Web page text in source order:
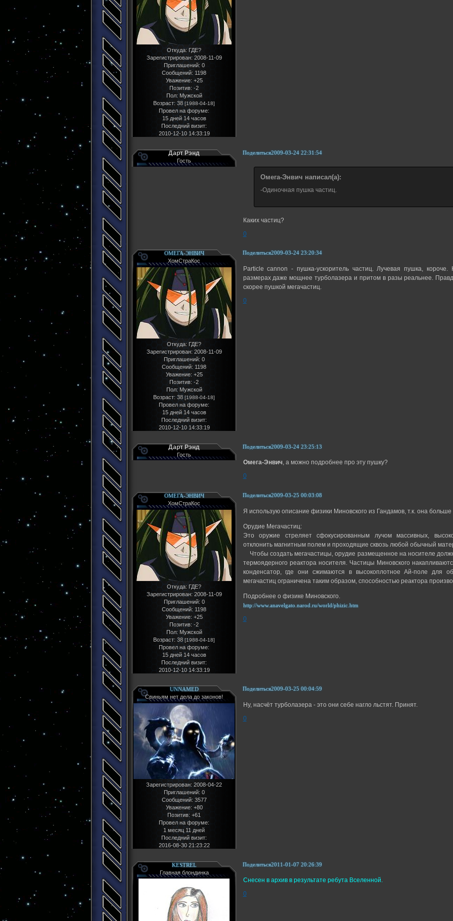
Откуда: ГДЕ?
Зарегистрирован: 2008-11-09
Приглашений: 0
Сообщений: 1198
Уважение: +25
Позитив: -2
Пол: Мужской
Возраст: 38[1988-04-18]
Провел на форуме:
15 дней 14 часов
Последний визит:
2010-12-10 14:33:19
Поделиться2009-03-24 22:31:54
Дарт Рэнд
Гость
Омега-Энвич написал(а):
-Одиночная пушка частиц.
Каких частиц?
0
Поделиться2009-03-24 23:20:34
ОМЕГА-ЭНВИЧ
ХомСтраКос
Откуда: ГДЕ?
Зарегистрирован: 2008-11-09
Приглашений: 0
Сообщений: 1198
Уважение: +25
Позитив: -2
Пол: Мужской
Возраст: 38[1988-04-18]
Провел на форуме:
15 дней 14 часов
Последний визит:
2010-12-10 14:33:19
Рarticle cannon - пушка-ускоритель частиц. Лучевая пушка,
размерах даже мощнее турболазера и притом в разы реальнее.
скорее пушкой мегачастиц.
0
Поделиться2009-03-24 23:25:13
Дарт Рэнд
Гость
Омега-Энвич, а можно подробнее про эту пушку?
0
Поделиться2009-03-25 00:03:08
ОМЕГА-ЭНВИЧ
ХомСтраКос
Откуда: ГДЕ?
Зарегистрирован: 2008-11-09
Приглашений: 0
Сообщений: 1198
Уважение: +25
Позитив: -2
Пол: Мужской
Возраст: 38[1988-04-18]
Провел на форуме:
15 дней 14 часов
Последний визит:
2010-12-10 14:33:19
Я использую описание физики Миновского из Гандамов, т.к. она
Орудие Мегачастиц:
Это оружие стреляет сфокусированным лучом массивных,
отклонить магнитным полем и проходящие сквозь любой обычный
Чтобы создать мегачастицы, орудие размещенное на носителе
термоядерного реактора носителя. Частицы Миновского
конденсатор, где они сжимаются в высокоплотное Ай-поле для
мегачастиц ограничена таким образом, способностью реактора
Подробнее о физике Миновского.
http://www.anavelgato.narod.ru/world/phizic.htm
0
Поделиться2009-03-25 00:04:59
UNNAMED
Свиньям нет дела до законов!
Зарегистрирован: 2008-04-22
Приглашений: 0
Сообщений: 3577
Уважение: +80
Позитив: +61
Провел на форуме:
1 месяц 11 дней
Последний визит:
2016-08-30 21:23:22
Ну, насчёт турболазера - это они себе нагло льстят. Принят.
0
Поделиться2011-01-07 20:26:39
KESTREL
Главная блондинка
Снесен в архив в результате ребута Вселенной.
0